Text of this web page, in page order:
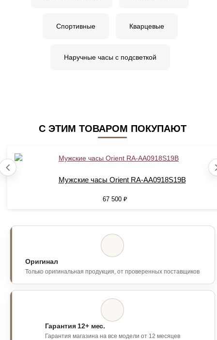
Спортивные Кварцевые
Наручные часы с подсветкой
С ЭТИМ ТОВАРОМ ПОКУПАЮТ
Мужские часы Orient RA-AA0918S19B
67 500 ₽
Оригинал
Только оригинальная продукция, от проверенных поставщиков
Гарантия 12+ мес.
Гарантия магазина на все модели от 12 месяцев